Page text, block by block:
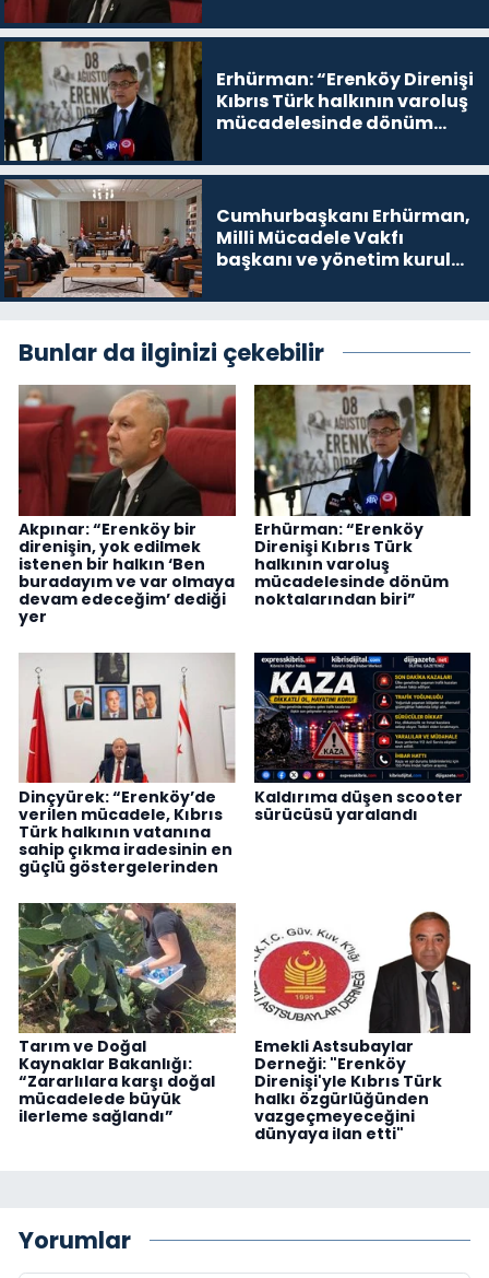
devam edeceğim’ dediği
Erhürman: “Erenköy Direnişi
Kıbrıs Türk halkının varoluş
mücadelesinde dönüm
Cumhurbaşkanı Erhürman,
Milli Mücadele Vakfı
başkanı ve yönetim kurulu
Bunlar da ilginizi çekebilir
Akpınar: “Erenköy bir
direnişin, yok edilmek
istenen bir halkın ‘Ben
buradayım ve var olmaya
devam edeceğim’ dediği
yer
Erhürman: “Erenköy
Direnişi Kıbrıs Türk
halkının varoluş
mücadelesinde dönüm
noktalarından biri”
Dinçyürek: “Erenköy’de
verilen mücadele, Kıbrıs
Türk halkının vatanına
sahip çıkma iradesinin en
güçlü göstergelerinden
Kaldırıma düşen scooter
sürücüsü yaralandı
Tarım ve Doğal
Kaynaklar Bakanlığı:
“Zararlılara karşı doğal
mücadelede büyük
ilerleme sağlandı”
Emekli Astsubaylar
Derneği: "Erenköy
Direnişi'yle Kıbrıs Türk
halkı özgürlüğünden
vazgeçmeyeceğini
dünyaya ilan etti"
Yorumlar